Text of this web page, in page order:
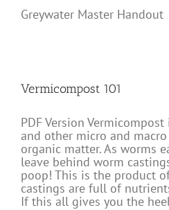
Greywater Master Handout
Vermicompost 101
PDF Version
and other micro and
organic matter. As worms
leave behind worm
poop! This is the product
castings are full of
If this all gives you the